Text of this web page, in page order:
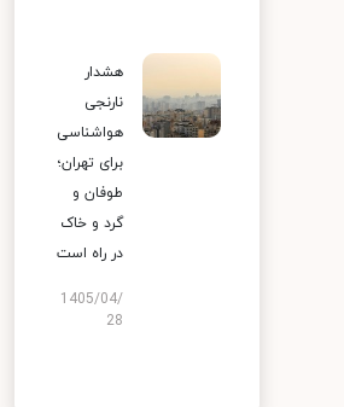
هشدار
نارنجی
هواشناسی
برای تهران؛
طوفان و
گرد و خاک
در راه است
1405/04/
28